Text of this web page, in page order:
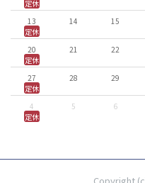
定休
13
14 15
定休
20
21 22
定休
27
28 29
定休
4
5 6
定休